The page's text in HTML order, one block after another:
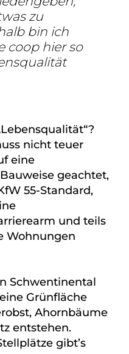
zu
bin ich
coop hier so
nicht teuer
eine
geachtet,
55-Standard,
und teils
Wohnungen
Schwentinental
Grünfläche
Ahornbäume
entstehen.
gibt’s